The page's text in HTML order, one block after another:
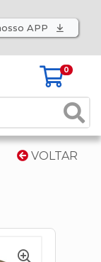
APP
0
VOLTAR